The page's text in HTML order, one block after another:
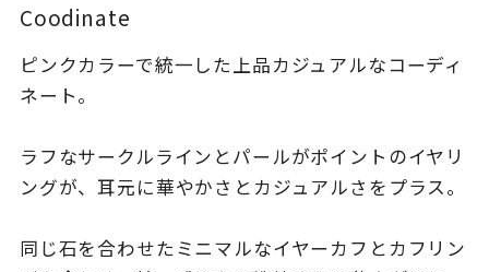
リングサイズ
～
メンズ
リングサイズ
～
価格
Coodinate
ピンクカラーで統一した上品カジュアルなコーディ
ネート。
ラフなサークルラインとパールがポイントのイヤリ
ングが、耳元に華やかさとカジュアルさをプラス。
同じ石を合わせたミニマルなイヤーカフとカフリン